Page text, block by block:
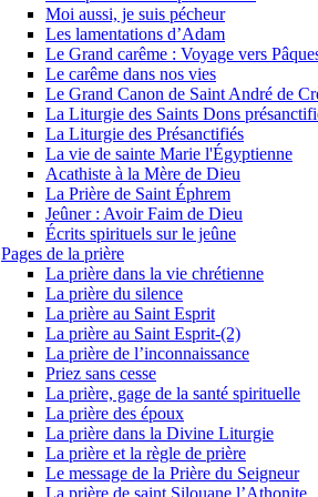
Moi aussi, je suis pécheur
Les lamentations d’Adam
Le Grand carême : Voyage vers
Le carême dans nos vies
Le Grand Canon de Saint André de
La Liturgie des Saints Dons
La Liturgie des Présanctifiés
La vie de sainte Marie l'Égyptienne
Acathiste à la Mère de Dieu
La Prière de Saint Éphrem
Jeûner : Avoir Faim de Dieu
Écrits spirituels sur le jeûne
Pages de la prière
La prière dans la vie chrétienne
La prière du silence
La prière au Saint Esprit
La prière au Saint Esprit-(2)
La prière de l’inconnaissance
Priez sans cesse
La prière, gage de la santé spirituelle
La prière des époux
La prière dans la Divine Liturgie
La prière et la règle de prière
Le message de la Prière du Seigneur
La prière de saint Silouane l’Athonite